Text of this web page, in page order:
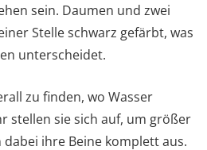
sein. Daumen und zwei
Stelle schwarz gefärbt, was
unterscheidet.
zu finden, wo Wasser
stellen sie sich auf, um größer
ihre Beine komplett aus.